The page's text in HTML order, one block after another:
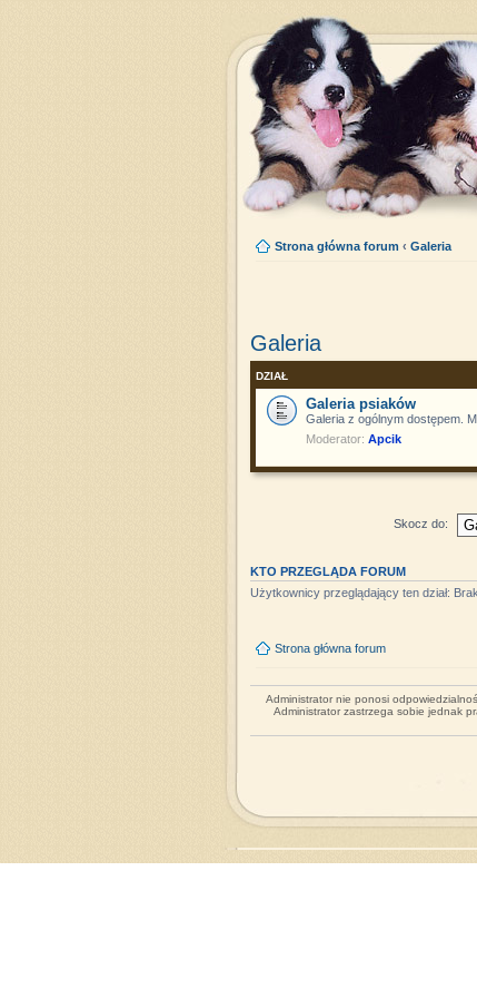
Strona główna forum ‹ Galeria
Galeria
DZIAŁ
Galeria psiaków
Galeria z ogólnym dostępem.
Moderator: Apcik
Skocz do:
KTO PRZEGLĄDA FORUM
Użytkownicy przeglądający ten dział:
Strona główna forum
Administrator nie ponosi
Administrator zastrzega sobie jednak